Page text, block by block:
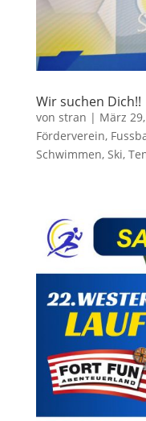
Wir suchen Dich!!
von stran | März
Förderverein,
Schwimmen, Ski,